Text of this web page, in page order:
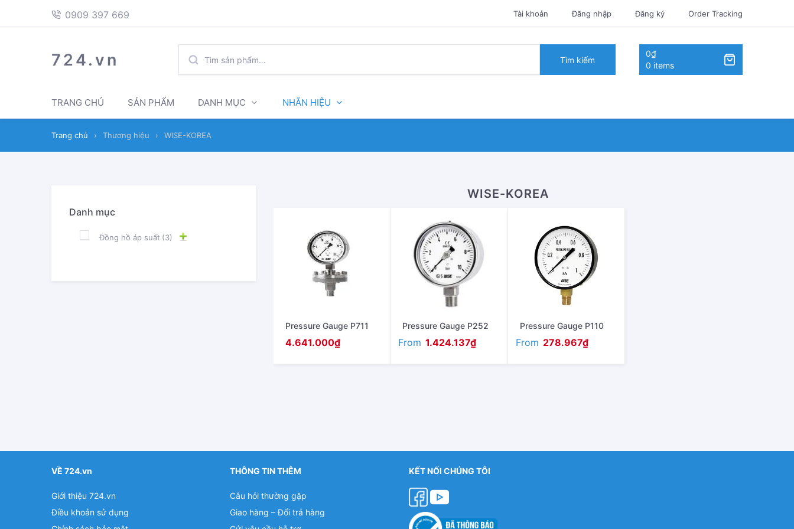
Skip
Skip
669
0909 397 669 Tài khoản Đăng nhập Đăng ký Order Tracking
724.vn
KIẾM:
Tìm kiếm
0₫
0 items
TRANG CHỦ SẢN PHẨM DANH MỤC NHÃN HIỆU
Trang chủ › Thương hiệu › WISE-KOREA
WISE-KOREA
Pressure Gauge P711
4.641.000₫
Pressure Gauge P252
From 1.424.137₫
Pressure Gauge P110
From 278.967₫
Danh mục
Đồng hồ áp suất (3)
VỀ 724.vn
Giới thiệu 724.vn
Điều khoản sử dụng
THÔNG TIN THÊM
Câu hỏi thường gặp
Giao hàng – Đổi trả hàng
KẾT NỐI CHÚNG TÔI